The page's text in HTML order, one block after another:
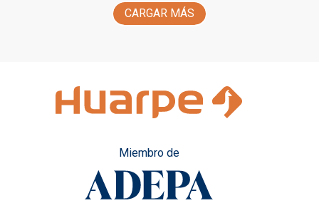
CARGAR MÁS
Miembro de